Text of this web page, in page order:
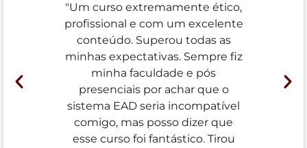
"Um curso extremamente ético,
profissional e com um excelente
conteúdo. Superou todas as
minhas expectativas. Sempre fiz
minha faculdade e pós
presenciais por achar que o
sistema EAD seria incompatível
comigo, mas posso dizer que
esse curso foi fantástico. Tirou